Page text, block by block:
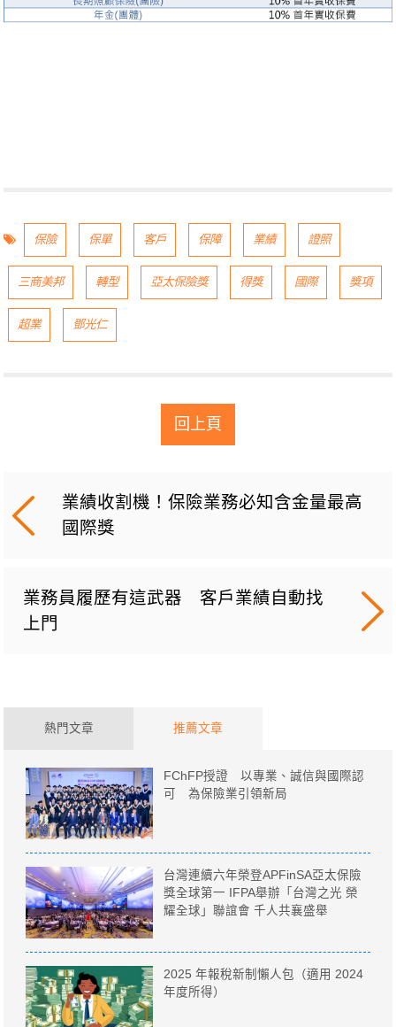
保險 保單 客戶 保障 業績 證照
三商美邦 轉型 亞太保險獎 得獎 國際 獎項
超業 鄧光仁
回上頁
業績收割機！保險業務必知含金量最高
國際獎
業務員履歷有這武器 客戶業績自動找
上門
熱門文章 推薦文章
FChFP授證 以專業、誠信與國際認
可 為保險業引領新局
台灣連續六年榮登APFinSA亞太保險
獎全球第一 IFPA舉辦「台灣之光 榮
耀全球」聯誼會 千人共襄盛舉
2025 年報稅新制懶人包（適用 2024
年度所得）